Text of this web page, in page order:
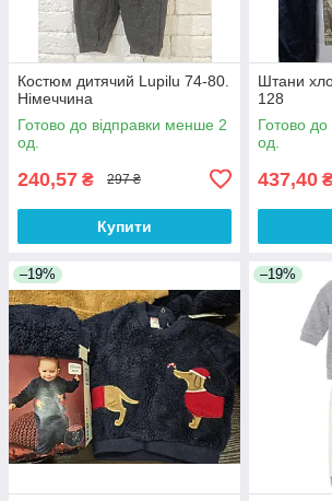
Костюм дитячий Lupilu 74-80.
Німеччина
Готово до відправки менше 2
од.
240,57 ₴ 297 ₴
Купити
Штани
128
Готово до
од.
437,40
–19% –19%